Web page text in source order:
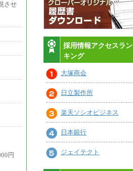
・
まず
定に
させ
円
採用情報アクセスラン
キング
大塚商会
日立製作所
楽天ソシオビジネス
日本銀行
ジェイテクト